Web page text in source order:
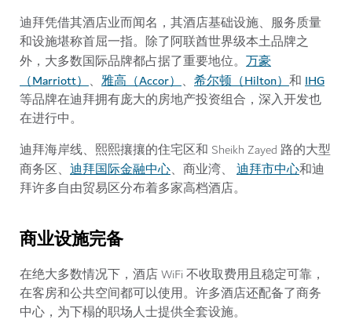
迪拜凭借其酒店业而闻名，其酒店基础设施、服务质量
和设施堪称首屈一指。除了阿联酋世界级本土品牌之
外，大多数国际品牌都占据了重要地位。 万豪
（Marriott）、 雅高（Accor）、 希尔顿（Hilton）和 IHG
等品牌在迪拜拥有庞大的房地产投资组合，深入开发也
在进行中。
迪拜海岸线、熙熙攘攘的住宅区和 Sheikh Zayed 路的大型
商务区、 迪拜国际金融中心、商业湾、 迪拜市中心和迪
拜许多自由贸易区分布着多家高档酒店。
商业设施完备
在绝大多数情况下，酒店 WiFi 不收取费用且稳定可靠，
在客房和公共空间都可以使用。许多酒店还配备了商务
中心，为下榻的职场人士提供全套设施。